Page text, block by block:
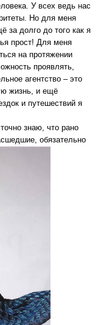
У всех ведь нас
Но для меня
за долго до того как я
прост! Для меня
на протяжении
проявлять,
агентство – это
жизнь, и ещё
и путешествий я
знаю, что рано
обязательно